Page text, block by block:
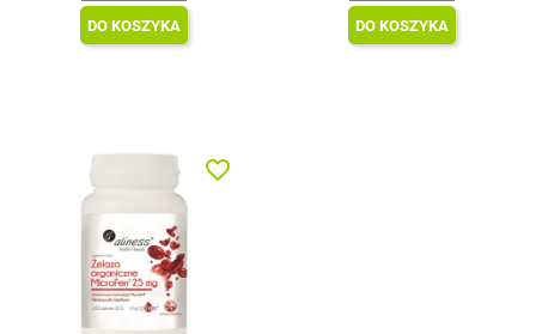
DO KOSZYKA DO KOSZYKA
favorite_border